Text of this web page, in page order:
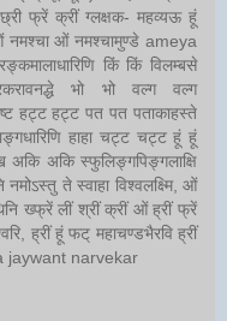
छ्री फ्रें क्रीं ग्लक्षक- महव्यऊ हूं
ओं नमश्चा ओं नमश्चामुण्डे ameya
किं किं विलम्बसे
भो भो वल्ग वल्ग
हट्ट हट्ट पत पत पताकाहस्ते
हाहा चट्ट चट्ट हूं हूं
अकि स्फुलिङ्गपिङ्गलाक्षि
ते स्वाहा विश्वलक्ष्मि, ओं
ख्फ्रें लीं श्रीं क्रीं ओं ह्रीं फ्रें
ह्रीं हूं फट् महाचण्डभैरवि ह्रीं
jaywant narvekar